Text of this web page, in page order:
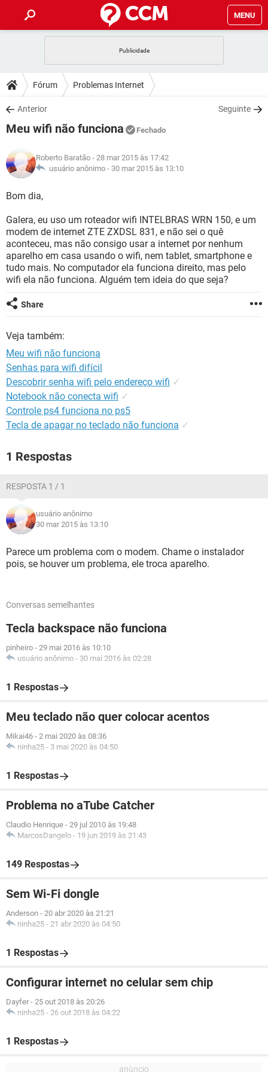
MENU
CELULAR FACEBOOK
OUTLOOK
INSTAGRAM GMAIL
DICAS
JOGOS WHATSAPP
INSTAGRAM GMAIL
GUIA DE COMPRAS
DOWNLOADS
JOGOS WHATSAPP
OUTLOOK EXCEL
INSTAGRAM
JOGOS WHATSAPP
CELULAR
OUTLOOK
INSTAGRAM GMAIL
GUIA DE COMPRAS
GLOSSÁRIO
JOGOS
OUTLOOK EXCEL
INSTAGRAM
GUIA DE COMPRAS
Fórum Problemas Internet
Anterior Seguinte
Meu wifi não funciona Fechado
Roberto Baratão - 28 mar 2015 às 17:42
usuário anônimo - 30 mar 2015 às 13:10
Bom dia,
Galera, eu uso um roteador wifi INTELBRAS WRN 150, e um
modem de internet ZTE ZXDSL 831, e não sei o quê
aconteceu, mas não consigo usar a internet por nenhum
aparelho em casa usando o wifi, nem tablet, smartphone e
tudo mais. No computador ela funciona direito, mas pelo
wifi ela não funciona. Alguém tem ideia do que seja?
Share
Veja também:
Meu wifi não funciona
Senhas para wifi difícil
Descobrir senha wifi pelo endereço wifi ✓
Notebook não conecta wifi ✓
Controle ps4 funciona no ps5
Tecla de apagar no teclado não funciona ✓
1 Respostas
RESPOSTA 1 / 1
usuário anônimo
30 mar 2015 às 13:10
Parece um problema com o modem. Chame o instalador
pois, se houver um problema, ele troca aparelho.
Conversas semelhantes
Tecla backspace não funciona
pinheiro - 29 mai 2016 às 10:10
usuário anônimo - 30 mai 2016 às 02:28
1 Respostas
Meu teclado não quer colocar acentos
Mikai46 - 2 mai 2020 às 08:36
ninha25 - 3 mai 2020 às 04:50
1 Respostas
Problema no aTube Catcher
Claudio Henrique - 29 jul 2010 às 19:48
MarcosDangelo - 19 jun 2019 às 21:43
149 Respostas
Sem Wi-Fi dongle
Anderson - 20 abr 2020 às 21:21
ninha25 - 21 abr 2020 às 04:50
1 Respostas
Configurar internet no celular sem chip
Dayfer - 25 out 2018 às 20:26
ninha25 - 26 out 2018 às 04:22
1 Respostas